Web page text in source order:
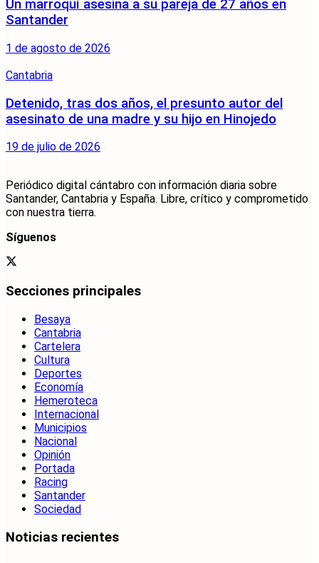
Un marroquí asesina a su pareja de 27 años en
Santander
1 de agosto de 2026
Cantabria
Detenido, tras dos años, el presunto autor del
asesinato de una madre y su hijo en Hinojedo
19 de julio de 2026
Periódico digital cántabro con información diaria sobre
Santander, Cantabria y España. Libre, crítico y comprometido
con nuestra tierra.
Síguenos
Secciones principales
Besaya
Cantabria
Cartelera
Cultura
Deportes
Economía
Hemeroteca
Internacional
Municipios
Nacional
Opinión
Portada
Racing
Santander
Sociedad
Noticias recientes